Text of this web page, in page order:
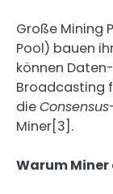
Große Mining
Pool) bauen
können
Broadcasting
die
Miner[3].
Warum